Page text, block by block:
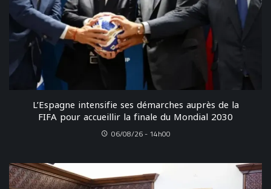
L’Espagne intensifie ses démarches auprès de la
FIFA pour accueillir la finale du Mondial 2030
06/08/26 - 14h00